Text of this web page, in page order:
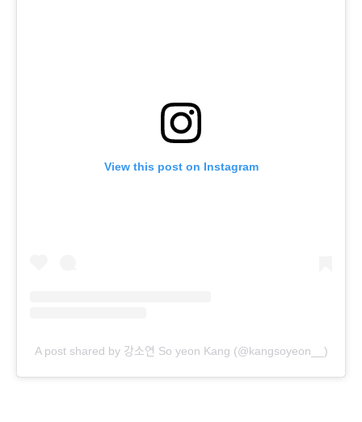
View this post on Instagram
A post shared by 강소연 So yeon Kang (@kangsoyeon__)